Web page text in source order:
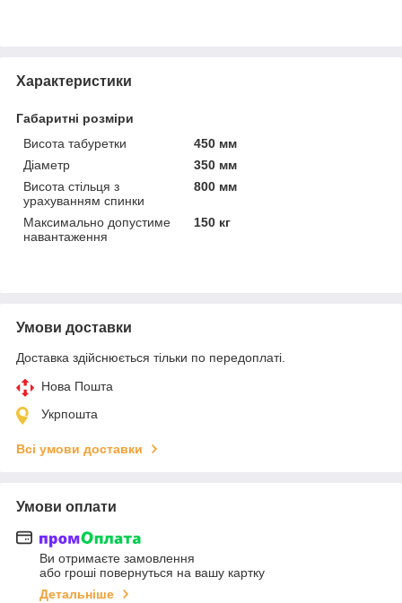
Характеристики
Габаритні розміри
Висота табуретки
450 мм
Діаметр
350 мм
Висота стільця з
урахуванням спинки
800 мм
Максимально допустиме
навантаження
150 кг
Умови доставки
Доставка здійснюється тільки по передоплаті.
Нова Пошта
Укрпошта
Всі умови доставки
Умови оплати
Ви отримаєте замовлення
або гроші повернуться на вашу картку
Детальніше